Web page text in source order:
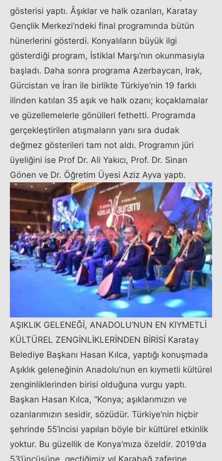
gösterisi yaptı. Âşıklar ve halk ozanları, Karatay
Gençlik Merkezi’ndeki final programında bütün
hünerlerini gösterdi. Konyalıların büyük ilgi
gösterdiği program, İstiklal Marşı’nın okunmasıyla
başladı. Daha sonra programa Azerbaycan, Irak,
Gürcistan ve İran ile birlikte Türkiye’nin 19 farklı
ilinden katılan 35 aşık ve halk ozanı; koçaklamalar
ve güzellemelerle gönülleri fethetti. Programda
gerçekleştirilen atışmaların yanı sıra dudak
değmez gösterileri tam not aldı. Programın jüri
üyeliğini ise Prof Dr. Ali Yakıcı, Prof. Dr. Sinan
Gönen ve Dr. Öğretim Üyesi Aziz Ayva yaptı.
AŞIKLIK GELENEĞİ, ANADOLU’NUN EN KIYMETLİ
KÜLTÜREL ZENGİNLİKLERİNDEN BİRİSİ Karatay
Belediye Başkanı Hasan Kılca, yaptığı konuşmada
Aşıklık geleneğinin Anadolu’nun en kıymetli kültürel
zenginliklerinden birisi olduğuna vurgu yaptı.
Başkan Hasan Kılca, “Konya; aşıklarımızın ve
ozanlarımızın sesidir, sözüdür. Türkiye’nin hiçbir
şehrinde 55’incisi yapılan böyle bir kültürel etkinlik
yoktur. Bu güzellik de Konya’mıza özeldir. 2019’da